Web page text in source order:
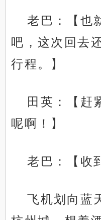
老巴：【也
吧，这次回去
行程。】
田英：【赶
呢啊！】
老巴：【收
飞机划向蓝